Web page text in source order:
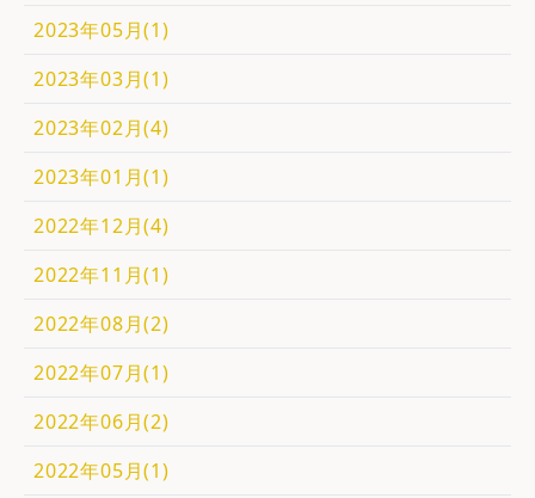
2023年05月(1)
2023年03月(1)
2023年02月(4)
2023年01月(1)
2022年12月(4)
2022年11月(1)
2022年08月(2)
2022年07月(1)
2022年06月(2)
2022年05月(1)